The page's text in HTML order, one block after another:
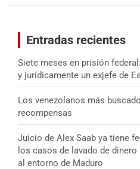
Entradas recientes
Siete meses en prisión
y jurídicamente un exjefe de
Los venezolanos más
recompensas
Juicio de Alex Saab ya tiene
los casos de lavado de
al entorno de Maduro